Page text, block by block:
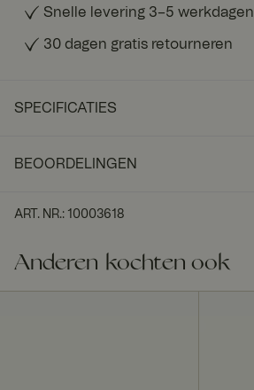
Snelle levering 3–5 werkdagen
30 dagen gratis retourneren
SPECIFICATIES
BEOORDELINGEN
ART. NR.: 10003618
Anderen kochten ook